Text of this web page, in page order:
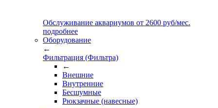
Обслуживание аквариумов от 2600 руб/мес.
подробнее
Оборудование
←
Фильтрация (Фильтра)
←
Внешние
Внутренние
Бесшумные
Рюкзачные (навесные)